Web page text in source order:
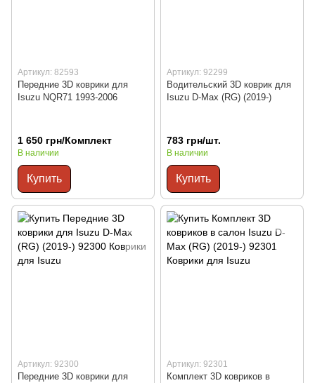
Артикул: 82593
Передние 3D коврики для
Isuzu NQR71 1993-2006
1 650 грн/Комплект
В наличии
Купить
Артикул: 92299
Водительский 3D коврик для
Isuzu D-Max (RG) (2019-)
783 грн/шт.
В наличии
Купить
Артикул: 92300
Передние 3D коврики для
Артикул: 92301
Комплект 3D ковриков в